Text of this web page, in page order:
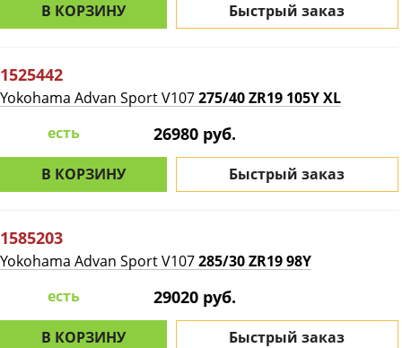
В КОРЗИНУ Быстрый заказ
1525442
Yokohama Advan Sport V107275/40 ZR19 105Y XL
есть
26980 руб.
В КОРЗИНУ Быстрый заказ
1585203
Yokohama Advan Sport V107285/30 ZR19 98Y
есть
29020 руб.
В КОРЗИНУ Быстрый заказ